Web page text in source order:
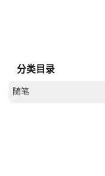
分类目录
随笔